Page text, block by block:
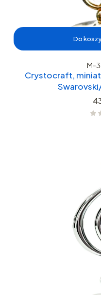
Do
M-
Crystocraft,